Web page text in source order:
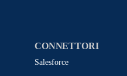
CONNETTORI
Salesforce